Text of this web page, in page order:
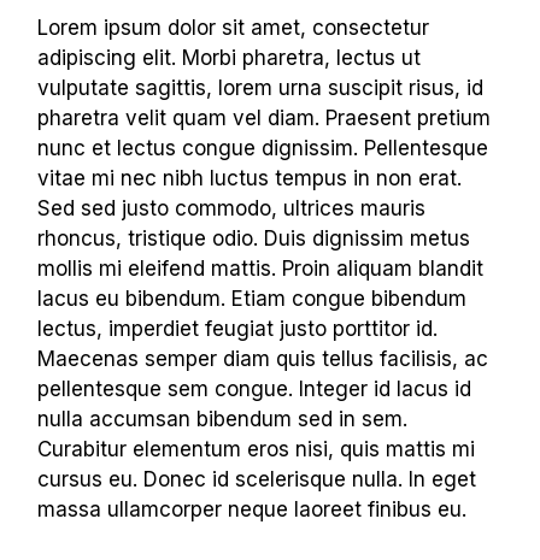
Lorem ipsum dolor sit amet, consectetur
adipiscing elit. Morbi pharetra, lectus ut
vulputate sagittis, lorem urna suscipit risus, id
pharetra velit quam vel diam. Praesent pretium
nunc et lectus congue dignissim. Pellentesque
vitae mi nec nibh luctus tempus in non erat.
Sed sed justo commodo, ultrices mauris
rhoncus, tristique odio. Duis dignissim metus
mollis mi eleifend mattis. Proin aliquam blandit
lacus eu bibendum. Etiam congue bibendum
lectus, imperdiet feugiat justo porttitor id.
Maecenas semper diam quis tellus facilisis, ac
pellentesque sem congue. Integer id lacus id
nulla accumsan bibendum sed in sem.
Curabitur elementum eros nisi, quis mattis mi
cursus eu. Donec id scelerisque nulla. In eget
massa ullamcorper neque laoreet finibus eu.